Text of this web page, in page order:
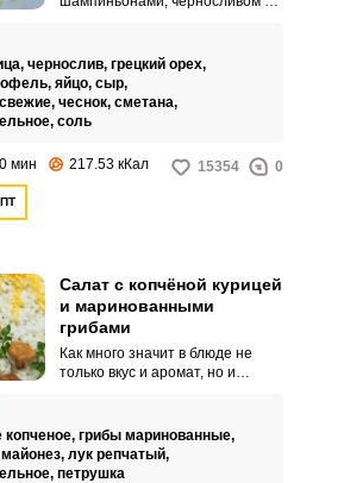
невероятным вкусовым
сочетанием. Копченая курицы,
шампиньоны и чернослив
прекрасно друг друга
заправка сделает его еще
аппетитнее!
чернослив, грецкий орех,
яйцо, сыр,
чеснок, сметана,
соль
мин 217.53 кКал 15354 0
Салат с копчёной курицей
и маринованными
грибами
Как много значит в блюде не
только вкус и аромат, но и
Совсем несложное украшение
этого сытного и оригинального
мясного салата спрячет
грибы маринованные,
майонез, лук репчатый,
петрушка